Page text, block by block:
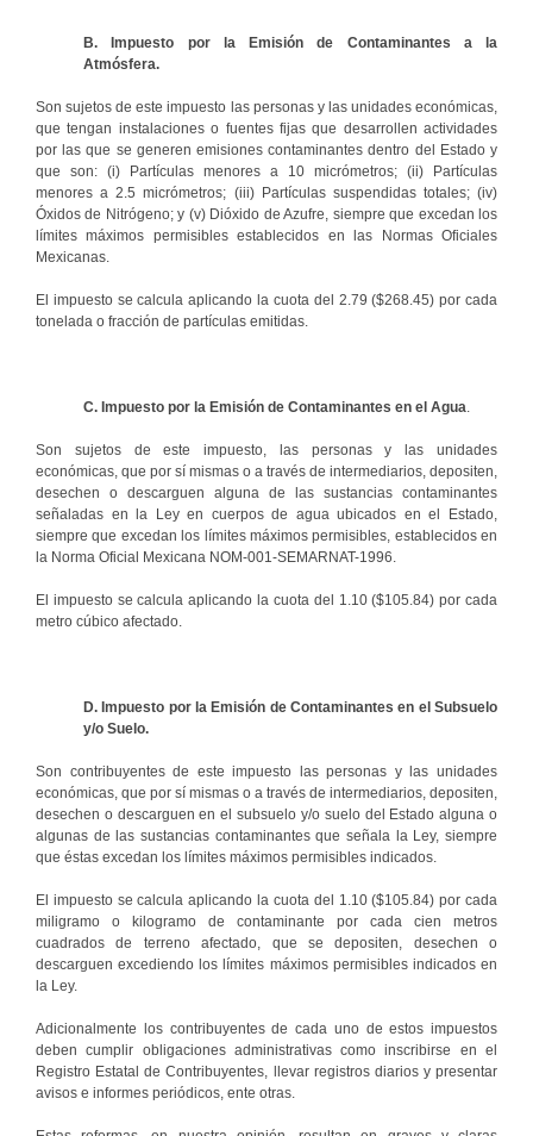
B. Impuesto por la Emisión de Contaminantes a la
Atmósfera.
Son sujetos de este impuesto las personas y las unidades económicas,
que tengan instalaciones o fuentes fijas que desarrollen actividades
por las que se generen emisiones contaminantes dentro del Estado y
que son: (i) Partículas menores a 10 micrómetros; (ii) Partículas
menores a 2.5 micrómetros; (iii) Partículas suspendidas totales; (iv)
Óxidos de Nitrógeno; y (v) Dióxido de Azufre, siempre que excedan los
límites máximos permisibles establecidos en las Normas Oficiales
Mexicanas.
El impuesto se calcula aplicando la cuota del 2.79 ($268.45) por cada
tonelada o fracción de partículas emitidas.
C. Impuesto por la Emisión de Contaminantes en el Agua
Son sujetos de este impuesto, las personas y las unidades
económicas, que por sí mismas o a través de intermediarios, depositen,
desechen o descarguen alguna de las sustancias contaminantes
señaladas en la Ley en cuerpos de agua ubicados en el Estado,
siempre que excedan los límites máximos permisibles, establecidos en
la Norma Oficial Mexicana NOM-001-SEMARNAT-1996.
El impuesto se calcula aplicando la cuota del 1.10 ($105.84) por cada
metro cúbico afectado.
D. Impuesto por la Emisión de Contaminantes en el Subsuelo
y/o Suelo.
Son contribuyentes de este impuesto las personas y las unidades
económicas, que por sí mismas o a través de intermediarios, depositen,
desechen o descarguen en el subsuelo y/o suelo del Estado alguna o
algunas de las sustancias contaminantes que señala la Ley, siempre
que éstas excedan los límites máximos permisibles indicados.
El impuesto se calcula aplicando la cuota del 1.10 ($105.84) por cada
miligramo o kilogramo de contaminante por cada cien metros
cuadrados de terreno afectado, que se depositen, desechen o
descarguen excediendo los límites máximos permisibles indicados en
la Ley.
Adicionalmente los contribuyentes de cada uno de estos impuestos
deben cumplir obligaciones administrativas como inscribirse en el
Registro Estatal de Contribuyentes, llevar registros diarios y presentar
avisos e informes periódicos, ente otras.